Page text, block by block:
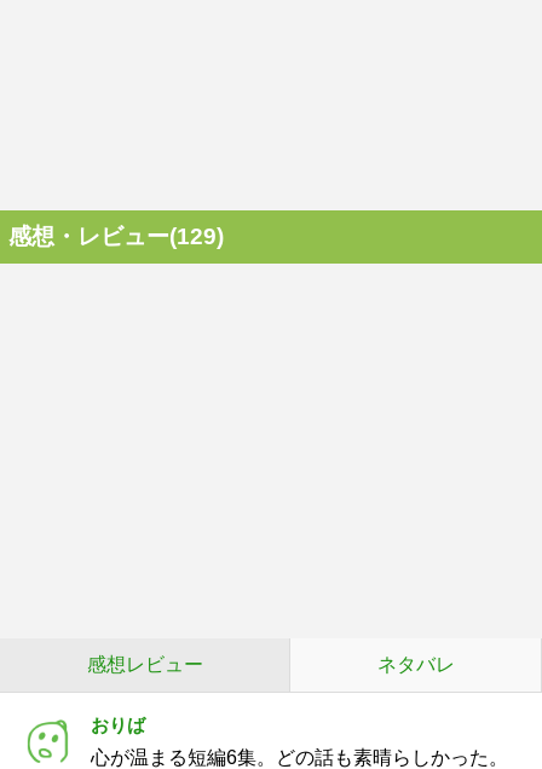
感想・レビュー(129)
感想レビュー ネタバレ
おりば
心が温まる短編6集。どの話も素晴らしかった。